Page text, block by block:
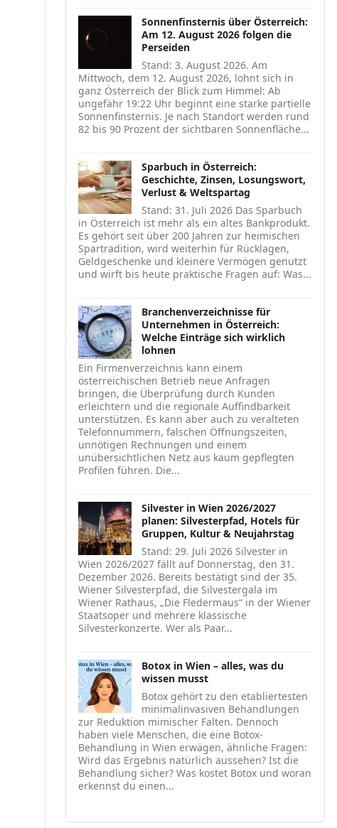
Sonnenfinsternis über Österreich:
Am 12. August 2026 folgen die
Perseiden
Stand: 3. August 2026. Am
Mittwoch, dem 12. August 2026, lohnt sich in
ganz Österreich der Blick zum Himmel: Ab
ungefähr 19:22 Uhr beginnt eine starke partielle
Sonnenfinsternis. Je nach Standort werden rund
82 bis 90 Prozent der sichtbaren Sonnenfläche...
Sparbuch in Österreich:
Geschichte, Zinsen, Losungswort,
Verlust & Weltspartag
Stand: 31. Juli 2026 Das Sparbuch
in Österreich ist mehr als ein altes Bankprodukt.
Es gehört seit über 200 Jahren zur heimischen
Spartradition, wird weiterhin für Rücklagen,
Geldgeschenke und kleinere Vermögen genutzt
und wirft bis heute praktische Fragen auf: Was...
Branchenverzeichnisse für
Unternehmen in Österreich:
Welche Einträge sich wirklich
lohnen
Ein Firmenverzeichnis kann einem
österreichischen Betrieb neue Anfragen
bringen, die Überprüfung durch Kunden
erleichtern und die regionale Auffindbarkeit
unterstützen. Es kann aber auch zu veralteten
Telefonnummern, falschen Öffnungszeiten,
unnötigen Rechnungen und einem
unübersichtlichen Netz aus kaum gepflegten
Profilen führen. Die...
Silvester in Wien 2026/2027
planen: Silvesterpfad, Hotels für
Gruppen, Kultur & Neujahrstag
Stand: 29. Juli 2026 Silvester in
Wien 2026/2027 fällt auf Donnerstag, den 31.
Dezember 2026. Bereits bestätigt sind der 35.
Wiener Silvesterpfad, die Silvestergala im
Wiener Rathaus, „Die Fledermaus“ in der Wiener
Staatsoper und mehrere klassische
Silvesterkonzerte. Wer als Paar...
Botox in Wien – alles, was du
wissen musst
Botox gehört zu den etabliertesten
minimalinvasiven Behandlungen
zur Reduktion mimischer Falten. Dennoch
haben viele Menschen, die eine Botox-
Behandlung in Wien erwägen, ähnliche Fragen:
Wird das Ergebnis natürlich aussehen? Ist die
Behandlung sicher? Was kostet Botox und woran
erkennst du einen...